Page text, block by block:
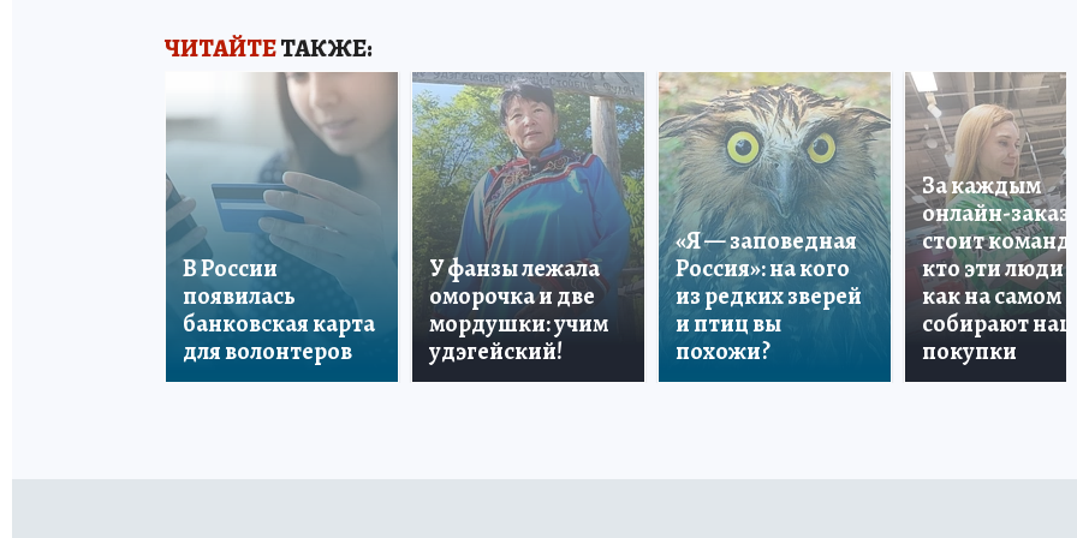
ЧИТАЙТЕТАКЖЕ:
В России
появилась
банковская карта
для волонтеров
У фанзы лежала
оморочка и две
мордушки: учим
удэгейский!
«Я — заповедная
Россия»: на кого
из редких зверей
и птиц вы
похожи?
За каждым
онлайн-
стоит команда:
кто эти люди и
как на самом
собирают наши
покупки